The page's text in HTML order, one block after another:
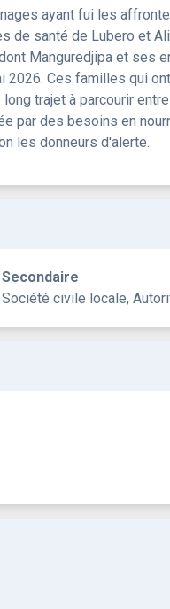
ayant fui les
de santé de Lubero et
Manguredjipa et ses
Ces familles qui
trajet à parcourir
par des besoins en
les donneurs d'alerte.
Secondaire
Société civile locale,